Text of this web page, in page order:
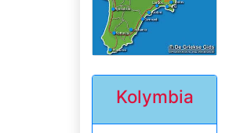
Kolymbia